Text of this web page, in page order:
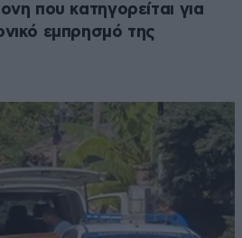
που κατηγορείται για
εμπρησμό της